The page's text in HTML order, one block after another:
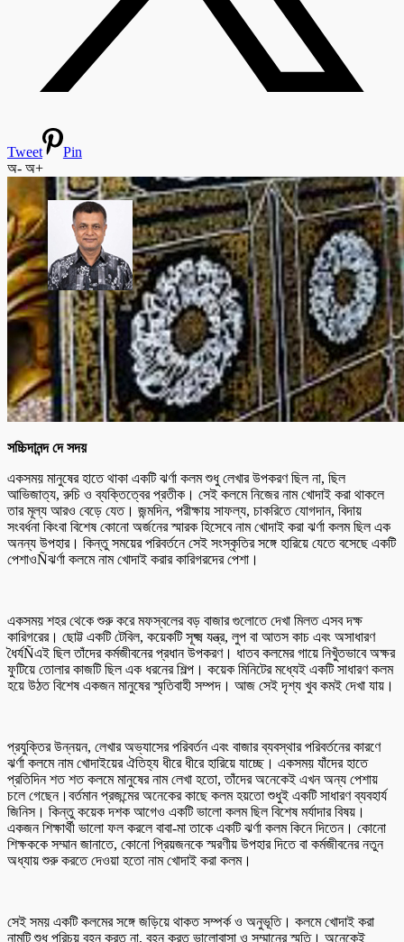
Tweet
Pin
অ- অ+
সচ্চিদানন্দ দে সদয়
একসময় মানুষের হাতে থাকা একটি ঝর্ণা কলম শুধু লেখার উপকরণ ছিল না, ছিল
আভিজাত্য, রুচি ও ব্যক্তিত্বের প্রতীক। সেই কলমে নিজের নাম খোদাই করা থাকলে
তার মূল্য আরও বেড়ে যেত। জন্মদিন, পরীক্ষায় সাফল্য, চাকরিতে যোগদান, বিদায়
সংবর্ধনা কিংবা বিশেষ কোনো অর্জনের স্মারক হিসেবে নাম খোদাই করা ঝর্ণা কলম ছিল এক
অনন্য উপহার। কিন্তু সময়ের পরিবর্তনে সেই সংস্কৃতির সঙ্গে হারিয়ে যেতে বসেছে একটি
পেশাওÑঝর্ণা কলমে নাম খোদাই করার কারিগরদের পেশা।
একসময় শহর থেকে শুরু করে মফস্বলের বড় বাজার গুলোতে দেখা মিলত এসব দক্ষ
কারিগরের। ছোট্ট একটি টেবিল, কয়েকটি সূক্ষ্ম যন্ত্র, লুপ বা আতস কাচ এবং অসাধারণ
ধৈর্যÑএই ছিল তাঁদের কর্মজীবনের প্রধান উপকরণ। ধাতব কলমের গায়ে নিখুঁতভাবে অক্ষর
ফুটিয়ে তোলার কাজটি ছিল এক ধরনের শিল্প। কয়েক মিনিটের মধ্যেই একটি সাধারণ কলম
হয়ে উঠত বিশেষ একজন মানুষের স্মৃতিবাহী সম্পদ। আজ সেই দৃশ্য খুব কমই দেখা যায়।
প্রযুক্তির উন্নয়ন, লেখার অভ্যাসের পরিবর্তন এবং বাজার ব্যবস্থার পরিবর্তনের কারণে
ঝর্ণা কলমে নাম খোদাইয়ের ঐতিহ্য ধীরে ধীরে হারিয়ে যাচ্ছে। একসময় যাঁদের হাতে
প্রতিদিন শত শত কলমে মানুষের নাম লেখা হতো, তাঁদের অনেকেই এখন অন্য পেশায়
চলে গেছেন।বর্তমান প্রজন্মের অনেকের কাছে কলম হয়তো শুধুই একটি সাধারণ ব্যবহার্য
জিনিস। কিন্তু কয়েক দশক আগেও একটি ভালো কলম ছিল বিশেষ মর্যাদার বিষয়।
একজন শিক্ষার্থী ভালো ফল করলে বাবা-মা তাকে একটি ঝর্ণা কলম কিনে দিতেন। কোনো
শিক্ষককে সম্মান জানাতে, কোনো প্রিয়জনকে স্মরণীয় উপহার দিতে বা কর্মজীবনের নতুন
অধ্যায় শুরু করতে দেওয়া হতো নাম খোদাই করা কলম।
সেই সময় একটি কলমের সঙ্গে জড়িয়ে থাকত সম্পর্ক ও অনুভূতি। কলমে খোদাই করা
নামটি শুধু পরিচয় বহন করত না, বহন করত ভালোবাসা ও সম্মানের স্মৃতি। অনেকেই